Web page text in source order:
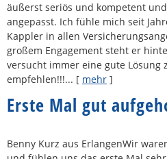
äußerst seriös und kompetent
angepasst. Ich fühle mich seit
Kappler in allen
großem Engagement steht er
versucht immer eine gute Lösung
empfehlen!!!... [ mehr ]
Erste Mal gut
Benny Kurz aus ErlangenWir